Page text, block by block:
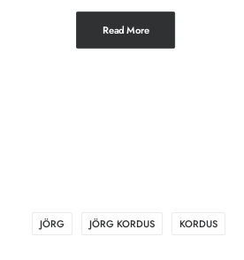
Read More
JÖRG JÖRG KORDUS KORDUS